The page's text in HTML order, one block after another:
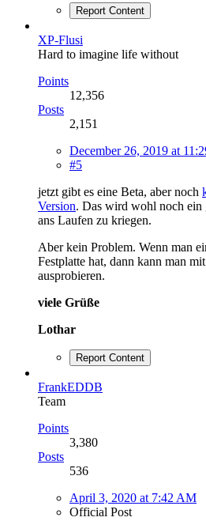
Report Content
XP-Flusi
Hard to imagine life without
Points
12,356
Posts
2,151
December 26, 2019 at
#5
jetzt gibt es eine Beta, aber noch
Version. Das wird wohl noch ein
ans Laufen zu kriegen.
Aber kein Problem. Wenn man
Festplatte hat, dann kann man
ausprobieren.
viele Grüße
Lothar
Report Content
FrankEDDB
Team
Points
3,380
Posts
536
April 3, 2020 at 7:42 AM
Official Post